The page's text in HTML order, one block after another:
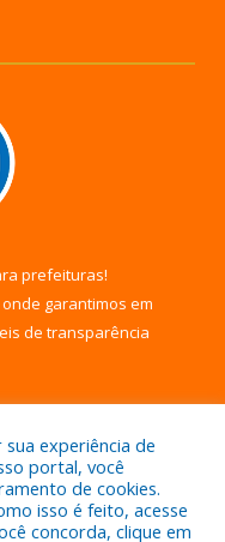
prefeituras!
garantimos em
de transparência
experiência de
portal, você
de cookies.
isso é feito, acesse
concorda, clique em